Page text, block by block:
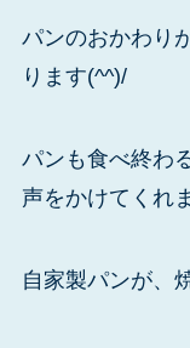
パンのおかわり
ります(^^)/
パンも食べ終わ
声をかけてくれ
自家製パンが、